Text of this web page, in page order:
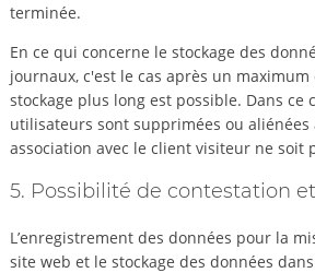
terminée.
En ce qui concerne le stockage des
journaux, c'est le cas après un
stockage plus long est possible. Dans ce
utilisateurs sont supprimées ou
association avec le client visiteur ne soit
5. Possibilité de contestation
L’enregistrement des données pour la
site web et le stockage des données